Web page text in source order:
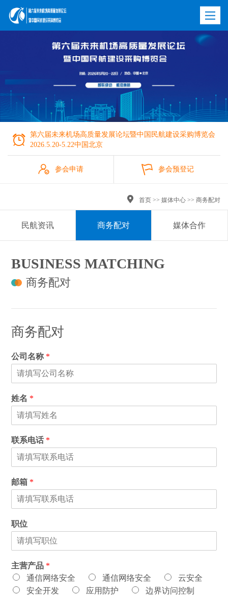
Toggle

第六届未来机场高质量发展论坛暨中国民航建设采购博览会
2026.5.20-5.22中国北京
 参会申请  参会预登记
 首页 >> 媒体中心 >> 商务配对
民航资讯 商务配对 媒体合作
BUSINESS MATCHING
商务配对
商务配对
公司名称 *
姓名 *
联系电话 *
邮箱 *
职位
主营产品 *
通信网络安全
通信网络安全
云安全
安全开发
应用防护
边界访问控制